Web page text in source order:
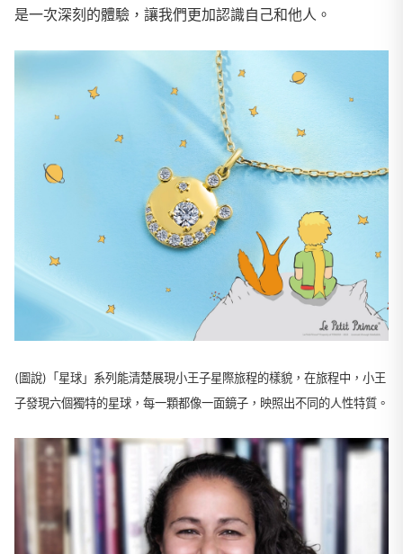
是一次深刻的體驗，讓我們更加認識自己和他人。
(圖說)「星球」系列能清楚展現小王子星際旅程的樣貌，在旅程中，小王
子發現六個獨特的星球，每一顆都像一面鏡子，映照出不同的人性特質。